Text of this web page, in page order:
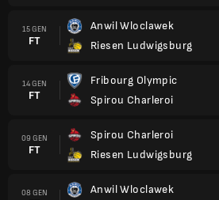
15 GEN
FT
Anwil Wloclawek
Riesen Ludwigsburg
14 GEN
FT
Fribourg Olympic
Spirou Charleroi
09 GEN
FT
Spirou Charleroi
Riesen Ludwigsburg
08 GEN
Anwil Wloclawek